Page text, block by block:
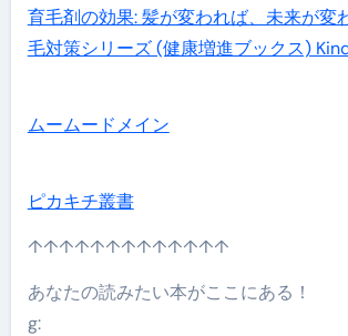
育毛剤の効果: 髪が変われば、未来が変
毛対策シリーズ (健康増進ブックス)
ムームードメイン
ピカキチ叢書
↑↑↑↑↑↑↑↑↑↑↑↑↑
あなたの読みたい本がここにある！
g: